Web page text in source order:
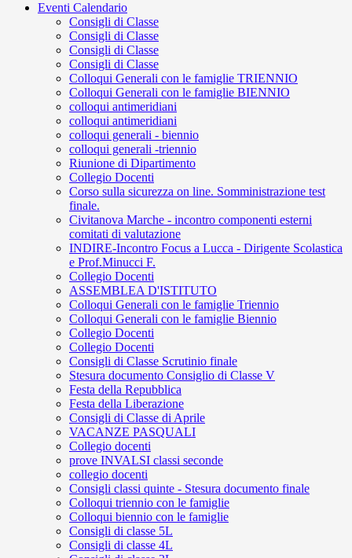
Eventi Calendario
Consigli di Classe
Consigli di Classe
Consigli di Classe
Consigli di Classe
Colloqui Generali con le famiglie TRIENNIO
Colloqui Generali con le famiglie BIENNIO
colloqui antimeridiani
colloqui antimeridiani
colloqui generali - biennio
colloqui generali -triennio
Riunione di Dipartimento
Collegio Docenti
Corso sulla sicurezza on line. Somministrazione test
finale.
Civitanova Marche - incontro componenti esterni
comitati di valutazione
INDIRE-Incontro Focus a Lucca - Dirigente Scolastica
e Prof.Minucci F.
Collegio Docenti
ASSEMBLEA D'ISTITUTO
Colloqui Generali con le famiglie Triennio
Colloqui Generali con le famiglie Biennio
Collegio Docenti
Collegio Docenti
Consigli di Classe Scrutinio finale
Stesura documento Consiglio di Classe V
Festa della Repubblica
Festa della Liberazione
Consigli di Classe di Aprile
VACANZE PASQUALI
Collegio docenti
prove INVALSI classi seconde
collegio docenti
Consigli classi quinte - Stesura documento finale
Colloqui triennio con le famiglie
Colloqui biennio con le famiglie
Consigli di classe 5L
Consigli di classe 4L